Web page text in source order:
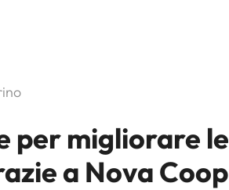
per migliorare le
a Nova Coop